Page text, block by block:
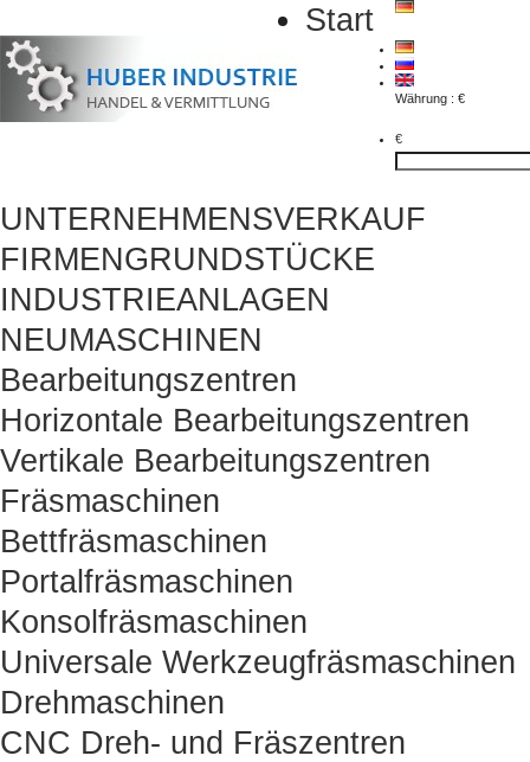
Währung : €
€
Start
UNTERNEHMENSVERKAUF
FIRMENGRUNDSTÜCKE
INDUSTRIEANLAGEN
NEUMASCHINEN
Bearbeitungszentren
Horizontale Bearbeitungszentren
Vertikale Bearbeitungszentren
Fräsmaschinen
Bettfräsmaschinen
Portalfräsmaschinen
Konsolfräsmaschinen
Universale Werkzeugfräsmaschinen
Drehmaschinen
CNC Dreh- und Fräszentren